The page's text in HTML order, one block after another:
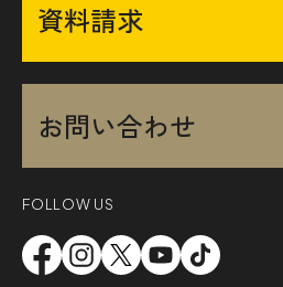
資料請求
お問い合わせ
FOLLOW US